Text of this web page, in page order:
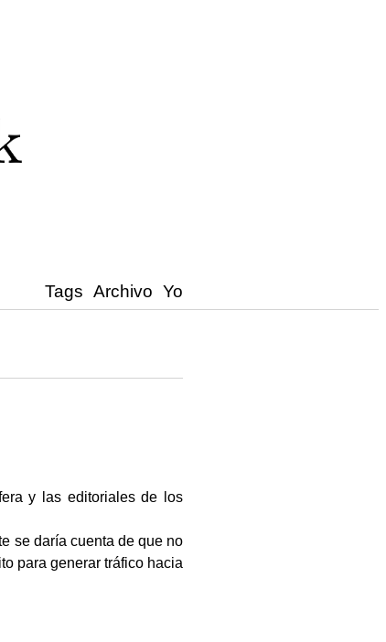
Tags Archivo Yo
y las editoriales de los
se daría cuenta de que no
para generar tráfico hacia